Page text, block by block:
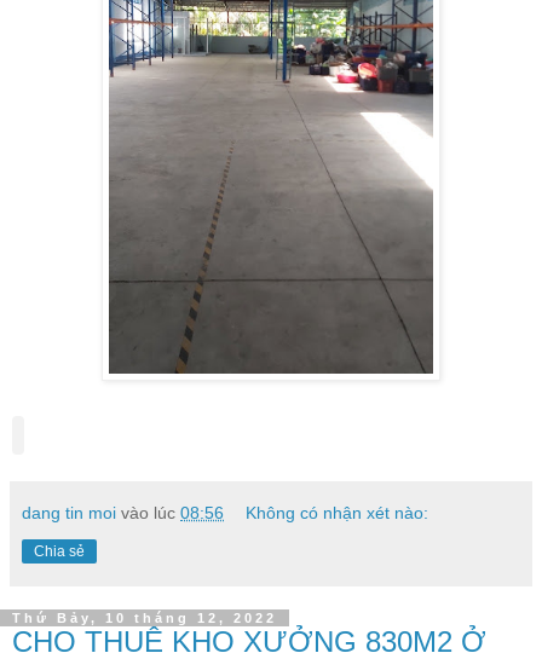
dang tin moi vào lúc 08:56 Không có nhận xét nào:
Chia sẻ
Thứ Bảy, 10 tháng 12, 2022
CHO THUÊ KHO XƯỞNG 830M2 Ở